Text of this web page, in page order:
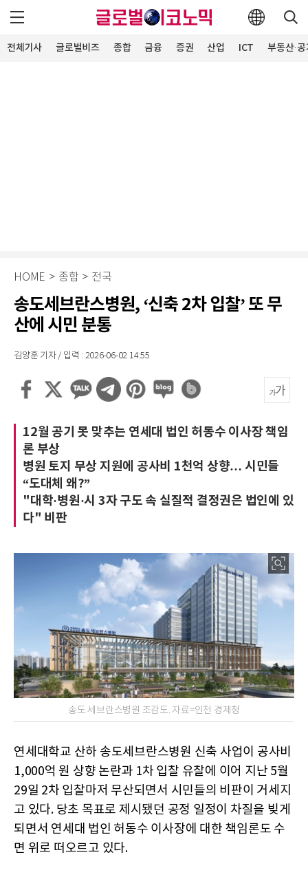
전체기사 글로벌비즈 종합 금융 증권 산업 ICT 부동산·
HOME > 종합 > 전국
송도세브란스병원, ‘신축 2차 입찰’ 또 무
산에 시민 분통
김양훈 기자 / 입력 : 2026-06-02 14:55
12월 공기 못 맞추는 연세대 법인 허동수 이사장 책임
론 부상
병원 토지 무상 지원에 공사비 1천억 상향… 시민들
“도대체 왜?”
"대학·병원·시 3자 구도 속 실질적 결정권은 법인에 있
다" 비판
송도 세브란스병원 조감도. 자료=인천 경제청
연세대학교 산하 송도세브란스병원 신축 사업이 공사비
1,000억 원 상향 논란과 1차 입찰 유찰에 이어 지난 5월
29일 2차 입찰마저 무산되면서 시민들의 비판이 거세지
고 있다. 당초 목표로 제시됐던 공정 일정이 차질을 빚게
되면서 연세대 법인 허동수 이사장에 대한 책임론도 수
면 위로 떠오르고 있다.